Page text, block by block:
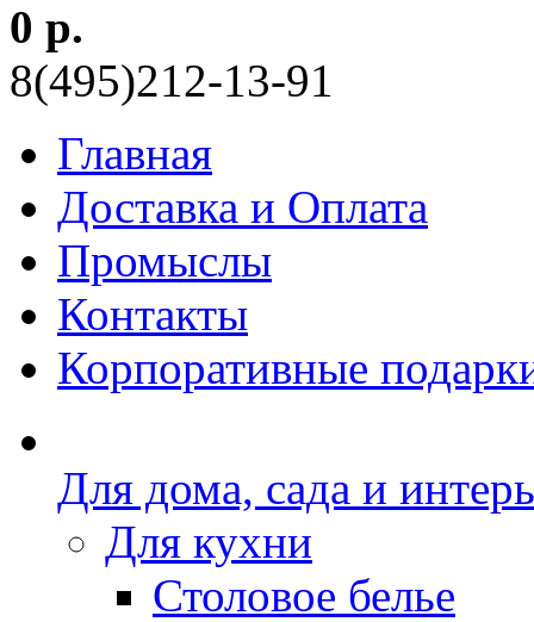
0 р.
8(495)212-13-91
Главная
Доставка и Оплата
Промыслы
Контакты
Корпоративные
Для дома, сада и
Для кухни
Столовое белье